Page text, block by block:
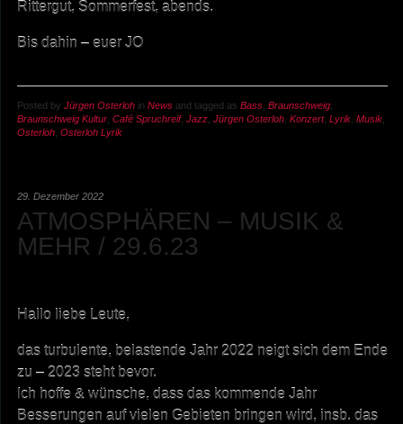
Rittergut, Sommerfest, abends.
Bis dahin – euer JO
Posted by Jürgen Osterloh in News and tagged as Bass Braunschweig
Braunschweig Kultur Café Spruchreif, Jazz Jürgen Osterloh Konzert, Lyrik Musik
Osterloh Osterloh Lyrik
29. Dezember 2022
ATMOSPHÄREN – MUSIK &
MEHR / 29.6.23
Hallo liebe Leute,
das turbulente, belastende Jahr 2022 neigt sich dem Ende
zu – 2023 steht bevor.
Ich hoffe & wünsche, dass das kommende Jahr
Besserungen auf vielen Gebieten bringen wird, insb. das